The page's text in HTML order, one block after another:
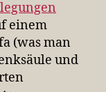
einem
(was man
und